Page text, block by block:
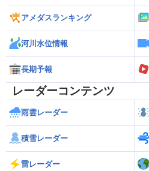
アメダスランキング
河川水位情報
長期予報
レーダーコンテンツ
雨雲レーダー
積雪レーダー
雷レーダー